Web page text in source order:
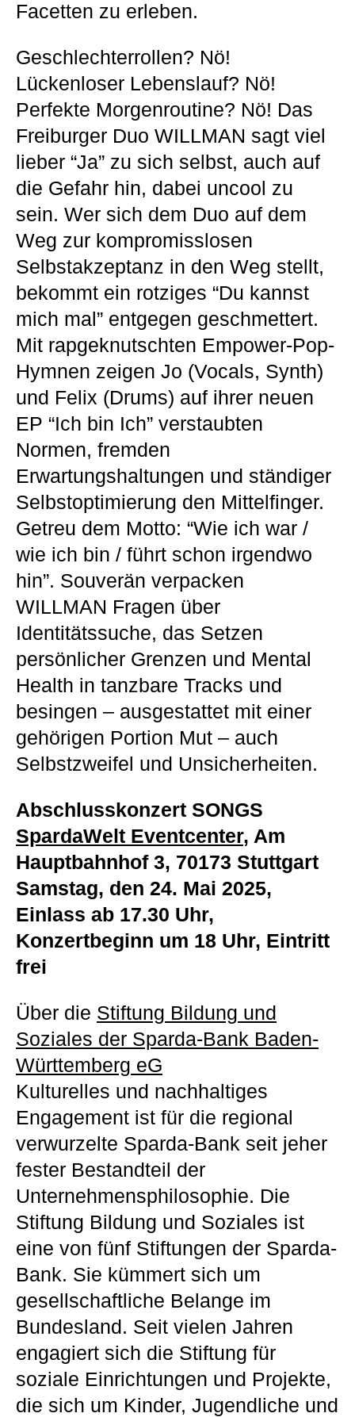
Facetten zu erleben.
Geschlechterrollen? Nö!
Lückenloser Lebenslauf? Nö!
Perfekte Morgenroutine? Nö! Das
Freiburger Duo WILLMAN sagt viel
lieber “Ja” zu sich selbst, auch auf
die Gefahr hin, dabei uncool zu
sein. Wer sich dem Duo auf dem
Weg zur kompromisslosen
Selbstakzeptanz in den Weg stellt,
bekommt ein rotziges “Du kannst
mich mal” entgegen geschmettert.
Mit rapgeknutschten Empower-Pop-
Hymnen zeigen Jo (Vocals, Synth)
und Felix (Drums) auf ihrer neuen
EP “Ich bin Ich” verstaubten
Normen, fremden
Erwartungshaltungen und ständiger
Selbstoptimierung den Mittelfinger.
Getreu dem Motto: “Wie ich war /
wie ich bin / führt schon irgendwo
hin”. Souverän verpacken
WILLMAN Fragen über
Identitätssuche, das Setzen
persönlicher Grenzen und Mental
Health in tanzbare Tracks und
besingen – ausgestattet mit einer
gehörigen Portion Mut – auch
Selbstzweifel und Unsicherheiten.
Abschlusskonzert SONGS
SpardaWelt Eventcenter, Am
Hauptbahnhof 3, 70173 Stuttgart
Samstag, den 24. Mai 2025,
Einlass ab 17.30 Uhr,
Konzertbeginn um 18 Uhr, Eintritt
frei
Über die Stiftung Bildung und
Soziales der Sparda-Bank Baden-
Württemberg eG
Kulturelles und nachhaltiges
Engagement ist für die regional
verwurzelte Sparda-Bank seit jeher
fester Bestandteil der
Unternehmensphilosophie. Die
Stiftung Bildung und Soziales ist
eine von fünf Stiftungen der Sparda-
Bank. Sie kümmert sich um
gesellschaftliche Belange im
Bundesland. Seit vielen Jahren
engagiert sich die Stiftung für
soziale Einrichtungen und Projekte,
die sich um Kinder, Jugendliche und